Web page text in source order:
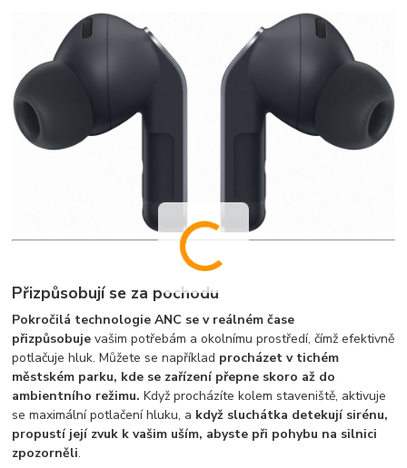
Přizpůsobují se za pochodu
Pokročilá technologie ANC se v reálném čase
přizpůsobujevašim potřebám a okolnímu prostředí, čímž efektivně
potlačuje hluk. Můžete se například procházet v tichém
městském parku, kde se zařízení přepne skoro až do
ambientního režimu.Když procházíte kolem staveniště, aktivuje
se maximální potlačení hluku, a když sluchátka detekují sirénu,
propustí její zvuk k vašim uším, abyste při pohybu na silnici
zpozorněli.